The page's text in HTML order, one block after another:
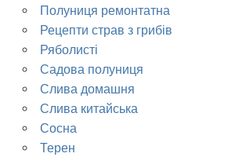
Полуниця ремонтатна
Рецепти страв з грибів
Ряболисті
Садова полуниця
Слива домашня
Слива китайська
Сосна
Терен